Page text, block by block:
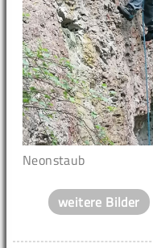
Neonstaub
weitere Bilder